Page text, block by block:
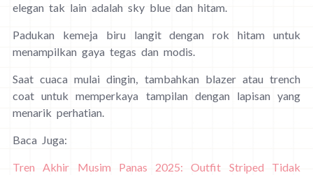
elegan tak lain adalah sky blue dan hitam.
Padukan kemeja biru langit dengan rok hitam untuk
menampilkan gaya tegas dan modis.
Saat cuaca mulai dingin, tambahkan blazer atau trench
coat untuk memperkaya tampilan dengan lapisan yang
menarik perhatian.
Baca Juga:
Tren Akhir Musim Panas 2025: Outfit Striped Tidak